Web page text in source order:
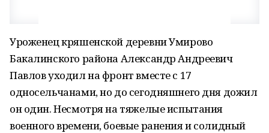
Уроженец кряшенской деревни Умирово
Бакалинского района Александр Андреевич
Павлов уходил на фронт вместе с 17
односельчанами, но до сегодняшнего дня дожил
он один. Несмотря на тяжелые испытания
военного времени, боевые ранения и солидный